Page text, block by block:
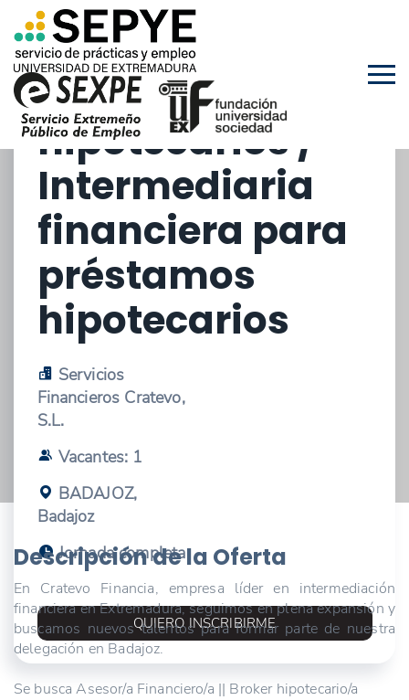
financiero para
préstamos
hipotecarios /
Intermediaria
financiera para
préstamos
hipotecarios
Servicios
Financieros Cratevo,
S.L.
Vacantes: 1
BADAJOZ,
Badajoz
Jornada completa
QUIERO INSCRIBIRME
Descripción de la Oferta
En Cratevo Financia, empresa líder en intermediación
financiera en Extremadura, seguimos en plena expansión y
buscamos nuevos talentos para formar parte de nuestra
delegación en Badajoz.
Se busca Asesor/a Financiero/a || Broker hipotecario/a